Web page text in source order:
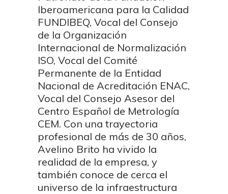
Iberoamericana para la Calidad
FUNDIBEQ, Vocal del Consejo
de la Organización
Internacional de Normalización
ISO, Vocal del Comité
Permanente de la Entidad
Nacional de Acreditación ENAC,
Vocal del Consejo Asesor del
Centro Español de Metrología
CEM. Con una trayectoria
profesional de más de 30 años,
Avelino Brito ha vivido la
realidad de la empresa, y
también conoce de cerca el
universo de la infraestructura